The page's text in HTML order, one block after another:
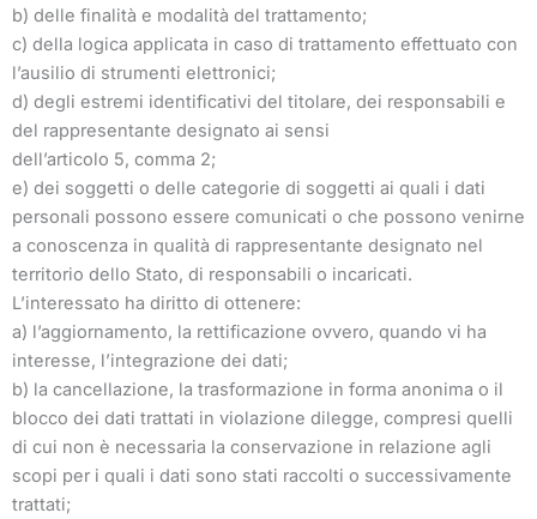
b) delle finalità e modalità del trattamento;
c) della logica applicata in caso di trattamento effettuato con
l’ausilio di strumenti elettronici;
d) degli estremi identificativi del titolare, dei responsabili e
del rappresentante designato ai sensi
dell’articolo 5, comma 2;
e) dei soggetti o delle categorie di soggetti ai quali i dati
personali possono essere comunicati o che possono venirne
a conoscenza in qualità di rappresentante designato nel
territorio dello Stato, di responsabili o incaricati.
L’interessato ha diritto di ottenere:
a) l’aggiornamento, la rettificazione ovvero, quando vi ha
interesse, l’integrazione dei dati;
b) la cancellazione, la trasformazione in forma anonima o il
blocco dei dati trattati in violazione dilegge, compresi quelli
di cui non è necessaria la conservazione in relazione agli
scopi per i quali i dati sono stati raccolti o successivamente
trattati;